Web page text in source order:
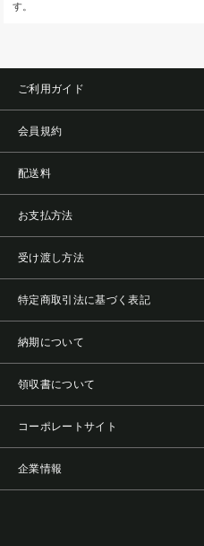
す。
ご利用ガイド
会員規約
配送料
お支払方法
受け渡し方法
特定商取引法に基づく表記
納期について
領収書について
コーポレートサイト
企業情報